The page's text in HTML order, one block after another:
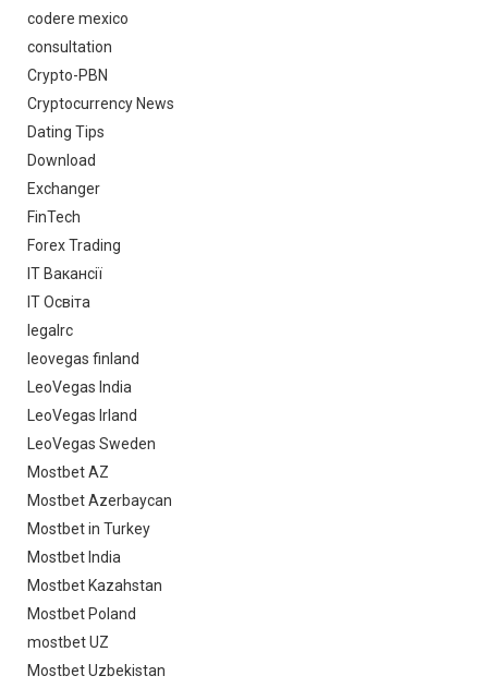
codere mexico
consultation
Crypto-PBN
Cryptocurrency News
Dating Tips
Download
Exchanger
FinTech
Forex Trading
IT Вакансії
IT Освіта
legalrc
leovegas finland
LeoVegas India
LeoVegas Irland
LeoVegas Sweden
Mostbet AZ
Mostbet Azerbaycan
Mostbet in Turkey
Mostbet India
Mostbet Kazahstan
Mostbet Poland
mostbet UZ
Mostbet Uzbekistan